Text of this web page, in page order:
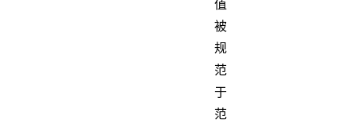
值
被
规
范
于
范